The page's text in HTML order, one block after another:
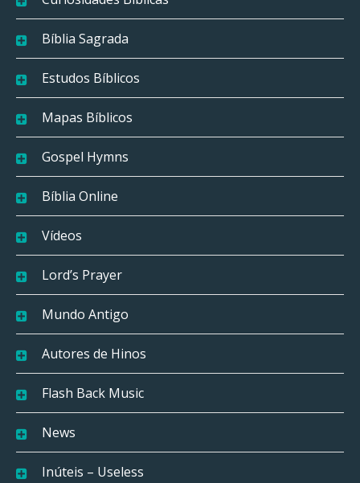
Bíblia Sagrada
Estudos Bíblicos
Mapas Bíblicos
Gospel Hymns
Bíblia Online
Vídeos
Lord’s Prayer
Mundo Antigo
Autores de Hinos
Flash Back Music
News
Inúteis – Useless